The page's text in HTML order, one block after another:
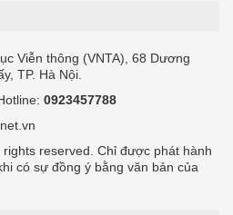
Viễn thông (VNTA), 68 Dương
TP. Hà Nội.
0923457788
reserved. Chỉ được phát hành
có sự đồng ý bằng văn bản của